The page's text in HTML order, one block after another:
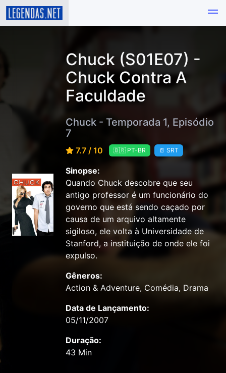
Chuck (S01E07) -
Chuck Contra A
Faculdade
Chuck - Temporada 1, Episódio
7
7.7 / 10 🇧🇷 PT-BR 📄 SRT
Sinopse:
Quando Chuck descobre que seu
antigo professor é um funcionário do
governo que está sendo caçado por
causa de um arquivo altamente
sigiloso, ele volta à Universidade de
Stanford, a instituição de onde ele foi
expulso.
Gêneros:
Action & Adventure, Comédia, Drama
Data de Lançamento:
05/11/2007
Duração:
43 Min